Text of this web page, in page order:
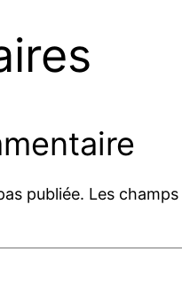
publiée. Les